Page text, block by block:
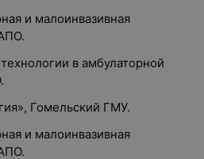
и малоинвазивная
в амбулаторной
Гомельский ГМУ.
и малоинвазивная